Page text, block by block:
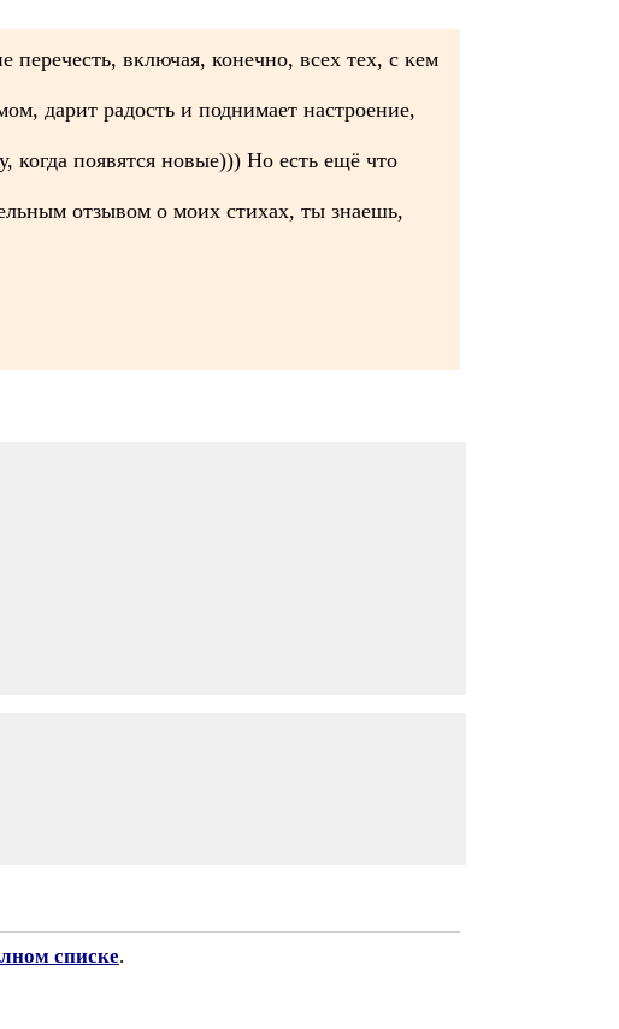
включая, конечно, всех тех, с кем
дарит радость и поднимает настроение,
когда появятся новые))) Но есть ещё что
отзывом о моих стихах, ты знаешь,
списке.